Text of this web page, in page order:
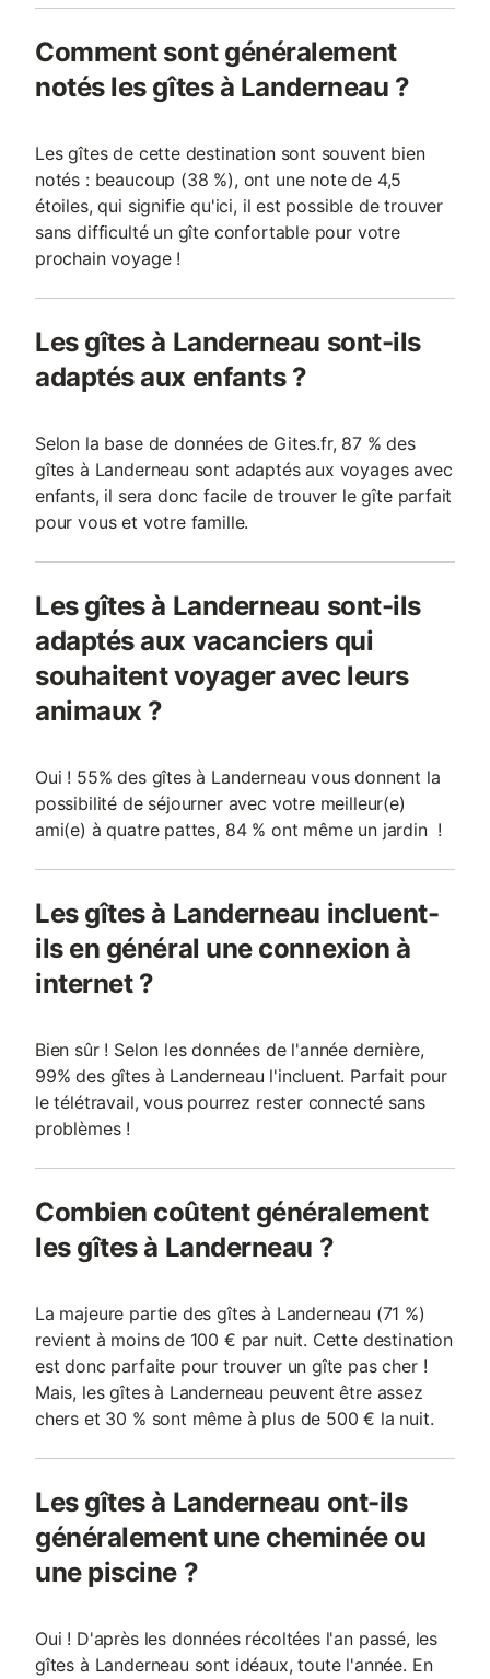
Comment sont généralement
notés les gîtes à Landerneau ?
Les gîtes de cette destination sont souvent bien
notés : beaucoup (38 %), ont une note de 4,5
étoiles, qui signifie qu'ici, il est possible de trouver
sans difficulté un gîte confortable pour votre
prochain voyage !
Les gîtes à Landerneau sont-ils
adaptés aux enfants ?
Selon la base de données de Gites.fr, 87 % des
gîtes à Landerneau sont adaptés aux voyages avec
enfants, il sera donc facile de trouver le gîte parfait
pour vous et votre famille.
Les gîtes à Landerneau sont-ils
adaptés aux vacanciers qui
souhaitent voyager avec leurs
animaux ?
Oui ! 55% des gîtes à Landerneau vous donnent la
possibilité de séjourner avec votre meilleur(e)
ami(e) à quatre pattes, 84 % ont même un jardin !
Les gîtes à Landerneau incluent-
ils en général une connexion à
internet ?
Bien sûr ! Selon les données de l'année dernière,
99% des gîtes à Landerneau l'incluent. Parfait pour
le télétravail, vous pourrez rester connecté sans
problèmes !
Combien coûtent généralement
les gîtes à Landerneau ?
La majeure partie des gîtes à Landerneau (71 %)
revient à moins de 100 € par nuit. Cette destination
est donc parfaite pour trouver un gîte pas cher !
Mais, les gîtes à Landerneau peuvent être assez
chers et 30 % sont même à plus de 500 € la nuit.
Les gîtes à Landerneau ont-ils
généralement une cheminée ou
une piscine ?
Oui ! D'après les données récoltées l'an passé, les
gîtes à Landerneau sont idéaux, toute l'année. En